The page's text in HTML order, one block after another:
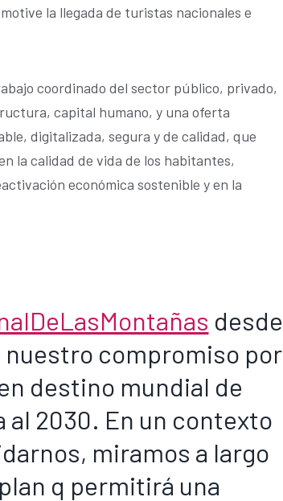
la llegada de turistas nacionales e
coordinado del sector público, privado,
capital humano, y una oferta
digitalizada, segura y de calidad, que
la calidad de vida de los habitantes,
económica sostenible y en la
desde
compromiso por
destino mundial de
2030. En un contexto
miramos a largo
q permitirá una